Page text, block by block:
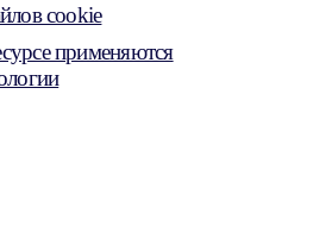
cookie
применяются